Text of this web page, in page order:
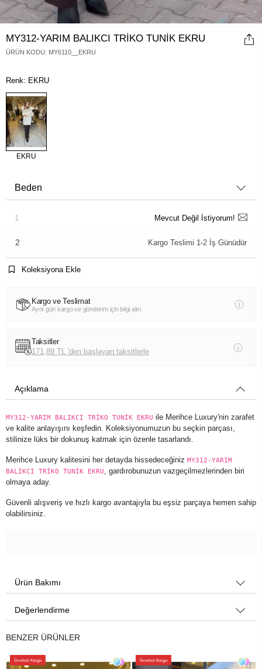
MY312-YARIM BALIKCI TRİKO TUNİK EKRU
ÜRÜN KODU: MY6110__EKRU
Renk: EKRU
EKRU
Beden
1 Mevcut Değil İstiyorum!
2 Kargo Teslimi 1-2 İş Günüdür
Koleksiyona Ekle
Kargo ve Teslimat
Aynı gün kargo ve gönderim için bilgi alın.
Taksitler
171,89 TL 'den başlayan taksitlerle
Açıklama
MY312-YARIM BALIKCI TRİKO TUNİK EKRU ile Merihce Luxury'nin zarafet
ve kalite anlayışını keşfedin. Koleksiyonumuzun bu seçkin parçası,
stilinize lüks bir dokunuş katmak için özenle tasarlandı.
Merihce Luxury kalitesini her detayda hissedeceğiniz MY312-YARIM
BALIKCI TRİKO TUNİK EKRU, gardırobunuzun vazgeçilmezlerinden biri
olmaya aday.
Güvenli alışveriş ve hızlı kargo avantajıyla bu eşsiz parçaya hemen sahip
olabilirsiniz.
Ürün Bakımı
Değerlendirme
BENZER ÜRÜNLER